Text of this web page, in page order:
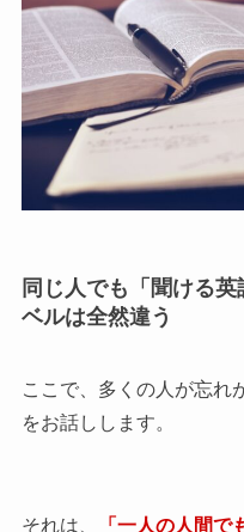
同じ人でも「聞ける
ベルは全然違う
ここで、多くの人が忘れ
をお話しします。
それは、
「一人の人間